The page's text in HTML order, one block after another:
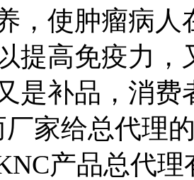
，使肿瘤病
提高免疫力
是补品，消
厂家给总代理
产品总代